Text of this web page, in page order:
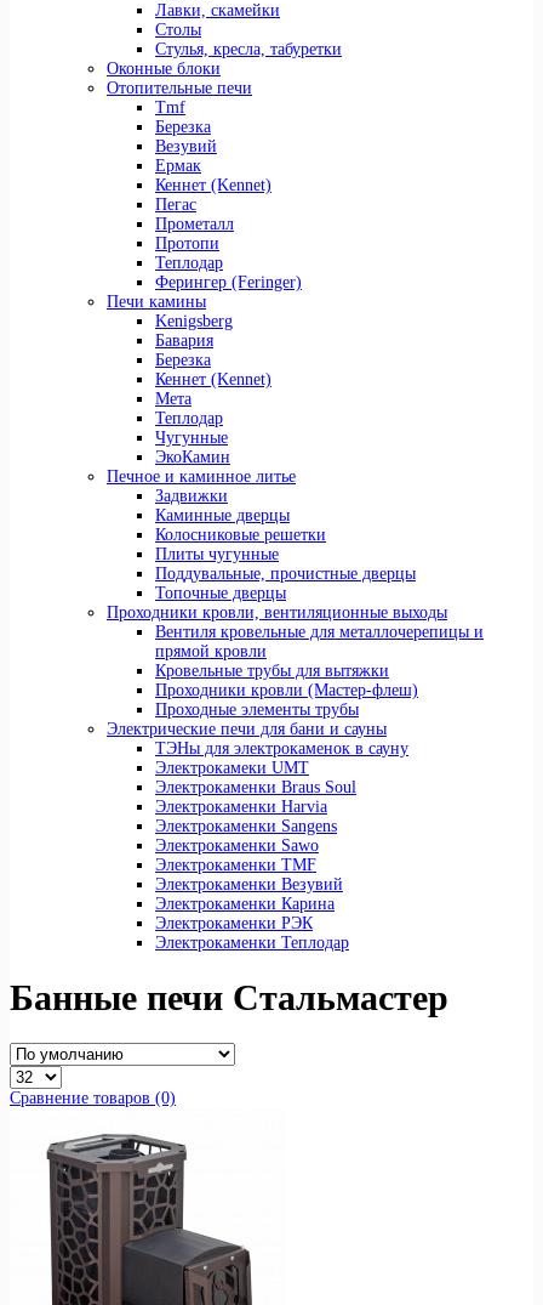
Лавки, скамейки
Столы
Стулья, кресла, табуретки
Оконные блоки
Отопительные печи
Tmf
Березка
Везувий
Ермак
Кеннет (Kennet)
Пегас
Прометалл
Протопи
Теплодар
Ферингер (Feringer)
Печи камины
Kenigsberg
Бавария
Березка
Кеннет (Kennet)
Мета
Теплодар
Чугунные
ЭкоКамин
Печное и каминное литье
Задвижки
Каминные дверцы
Колосниковые решетки
Плиты чугунные
Поддувальные, прочистные дверцы
Топочные дверцы
Проходники кровли, вeнтиляционные выходы
Вентиля кровельные для металлочерепицы и
прямой кровли
Кровельные трубы для вытяжки
Проходники кровли (Мастер-флеш)
Проходные элементы трубы
Электрические печи для бани и сауны
ТЭНы для электрокаменок в сауну
Электрокамеки UMT
Электрокаменки Braus Soul
Электрокаменки Harvia
Электрокаменки Sangens
Электрокаменки Sawo
Электрокаменки TMF
Электрокаменки Везувий
Электрокаменки Карина
Электрокаменки РЭК
Электрокаменки Теплодар
Банные печи Стальмастер
Сравнение товаров (0)